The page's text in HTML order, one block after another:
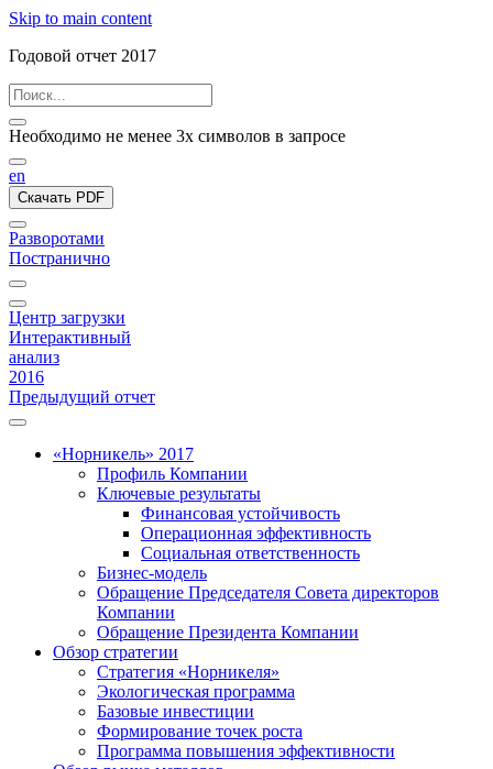
Skip to main content
Годовой отчет 2017
Необходимо не менее 3х символов в запросе
en
Скачать PDF
Разворотами
Постранично
Центр загрузки
Интерактивный
анализ
2016
Предыдущий отчет
«Норникель» 2017
Профиль Компании
Ключевые результаты
Финансовая устойчивость
Операционная эффективность
Социальная ответственность
Бизнес-модель
Обращение Председателя Совета директоров
Компании
Обращение Президента Компании
Обзор стратегии
Стратегия «Норникеля»
Экологическая программа
Базовые инвестиции
Формирование точек роста
Программа повышения эффективности